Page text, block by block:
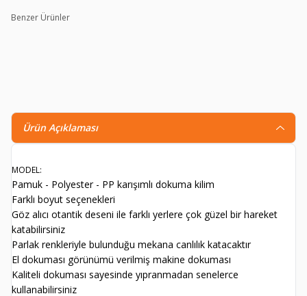
Benzer Ürünler
Ürün Açıklaması
MODEL:
Pamuk - Polyester - PP karışımlı dokuma kilim
Farklı boyut seçenekleri
Göz alıcı otantik deseni ile farklı yerlere çok güzel bir hareket
katabilirsiniz
Parlak renkleriyle bulunduğu mekana canlılık katacaktır
El dokuması görünümü verilmiş makine dokuması
Kaliteli dokuması sayesinde yıpranmadan senelerce
kullanabilirsiniz